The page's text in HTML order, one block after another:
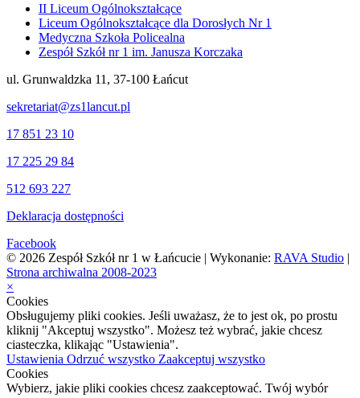
II Liceum Ogólnokształcące
Liceum Ogólnokształcące dla Dorosłych Nr 1
Medyczna Szkoła Policealna
Zespół Szkół nr 1 im. Janusza Korczaka
ul. Grunwaldzka 11, 37-100 Łańcut
sekretariat@zs1lancut.pl
17 851 23 10
17 225 29 84
512 693 227
Deklaracja dostępności
Facebook
© 2026 Zespół Szkół nr 1 w Łańcucie | Wykonanie: RAVA Studio |
Strona archiwalna 2008-2023
×
Cookies
Obsługujemy pliki cookies. Jeśli uważasz, że to jest ok, po prostu
kliknij "Akceptuj wszystko". Możesz też wybrać, jakie chcesz
ciasteczka, klikając "Ustawienia".
Ustawienia Odrzuć wszystko Zaakceptuj wszystko
Cookies
Wybierz, jakie pliki cookies chcesz zaakceptować. Twój wybór